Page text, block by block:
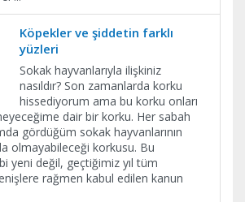
Köpekler ve şiddetin farklı
yüzleri
Sokak hayvanlarıyla ilişkiniz
nasıldır? Son zamanlarda korku
hissediyorum ama bu korku onları
dair bir korku. Her sabah
gördüğüm sokak hayvanlarının
olmayabileceği korkusu. Bu
yeni değil, geçtiğimiz yıl tüm
rağmen kabul edilen kanun